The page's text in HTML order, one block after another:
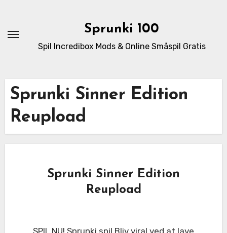
content
Sprunki 100
Spil Incredibox Mods & Online Småspil Gratis
Sprunki Sinner Edition
Reupload
Sprunki Sinner Edition
Reupload
SPIL NU! Sprunki spil Bliv viral ved at lave